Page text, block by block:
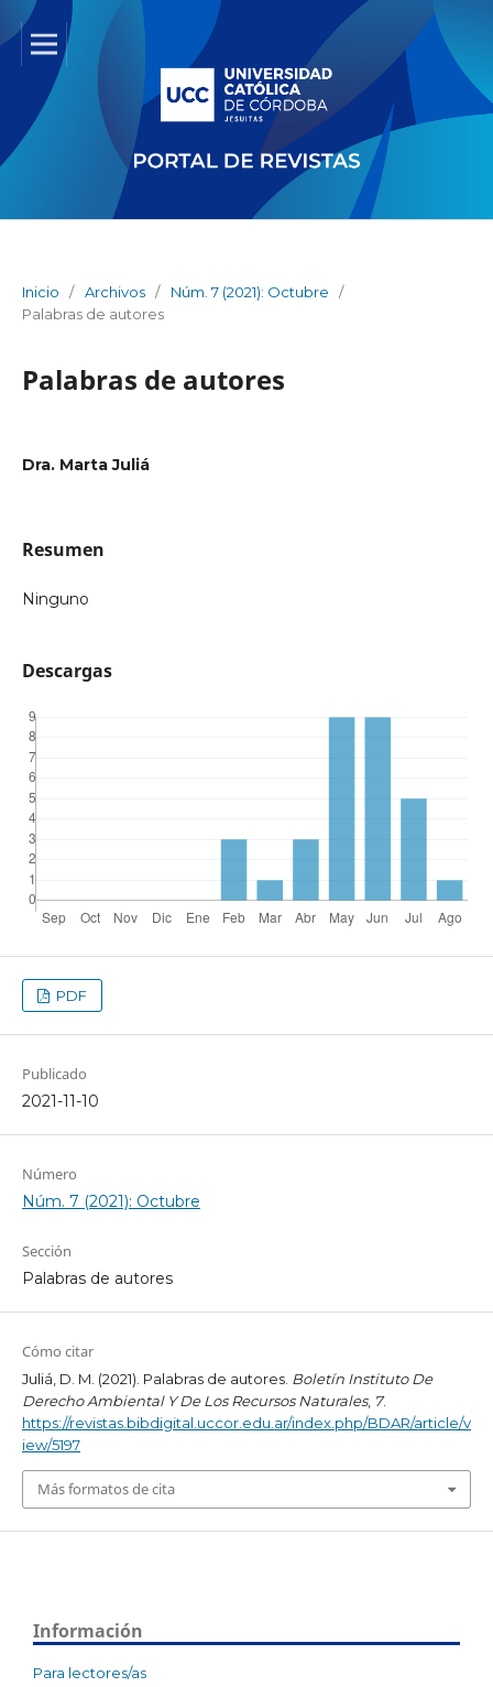
Inicio / Archivos / Núm. 7 (2021): Octubre
/
Palabras de autores
Palabras de autores
Dra. Marta Juliá
Resumen
Ninguno
Descargas
PDF
Publicado
2021-11-10
Número
Núm. 7 (2021): Octubre
Sección
Palabras de autores
Cómo citar
Juliá, D. M. (2021). Palabras de autores. Boletín Instituto De
Derecho Ambiental Y De Los Recursos Naturales, 7.
https://revistas.bibdigital.uccor.edu.ar/index.php/BDAR/article/v
iew/5197
Más formatos de cita
Información
Para lectores/as